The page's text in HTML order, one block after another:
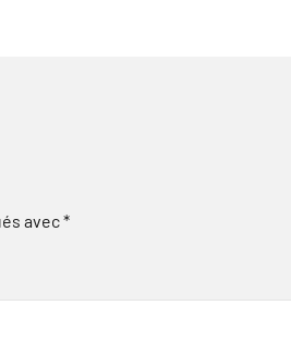
avec*